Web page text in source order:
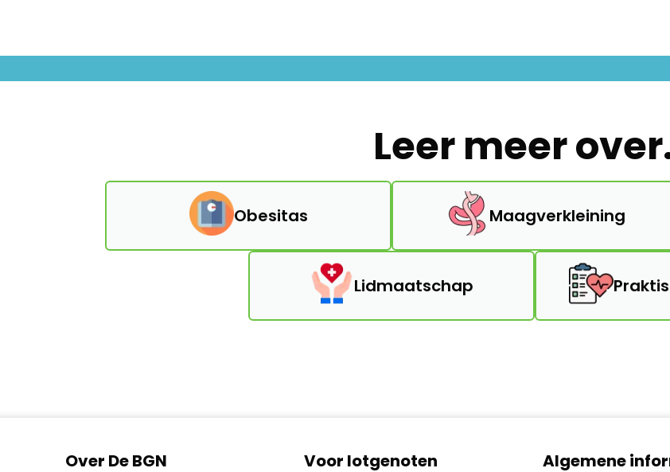
Leer meer
Obesitas Maagverkleining
Lidmaatschap
Over De BGN Voor lotgenoten Algemene